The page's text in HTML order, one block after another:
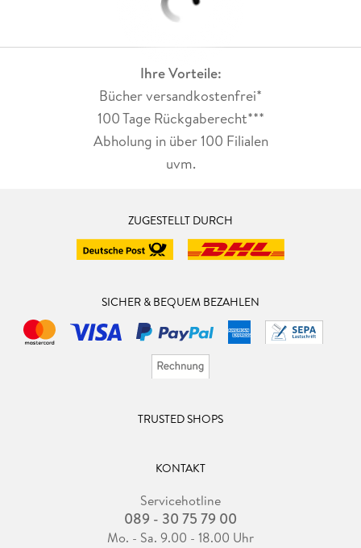
Ihre Vorteile:
Bücher versandkostenfrei*
100 Tage Rückgaberecht***
Abholung in über 100 Filialen
uvm.
ZUGESTELLT DURCH
SICHER & BEQUEM BEZAHLEN
TRUSTED SHOPS
KONTAKT
Servicehotline
089 - 30 75 79 00
Mo. - Sa. 9.00 - 18.00 Uhr